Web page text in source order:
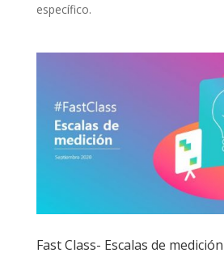
específico.
Fast Class- Escalas de medición